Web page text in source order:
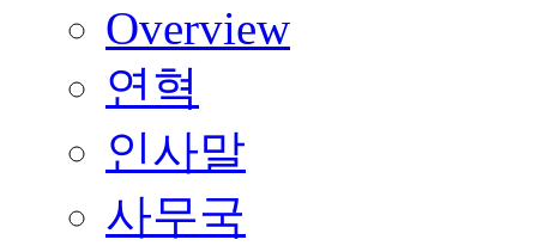
Overview
연혁
인사말
사무국